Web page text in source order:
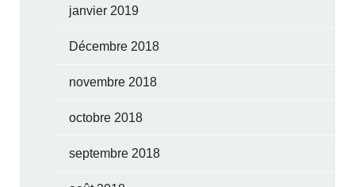
janvier 2019
Décembre 2018
novembre 2018
octobre 2018
septembre 2018